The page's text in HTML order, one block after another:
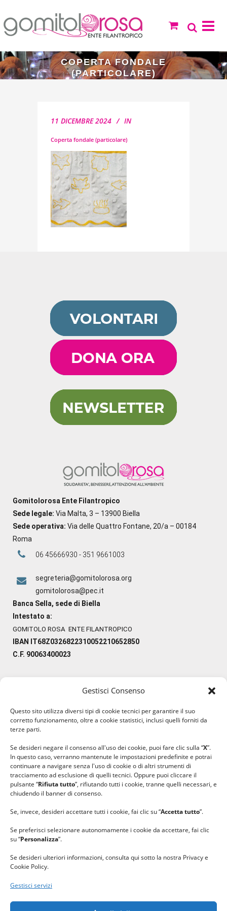
Gestisci Consenso
Questo sito utilizza diversi tipi di cookie tecnici per garantire il suo
corretto funzionamento, oltre a cookie statistici, inclusi quelli forniti da
terze parti.
Se desideri negare il consenso all'uso dei cookie, puoi fare clic sulla “X”.
In questo caso, verranno mantenute le impostazioni predefinite e potrai
continuare a navigare senza l'uso di cookie o di altri strumenti di
tracciamento ad esclusione di quelli tecnici. Oppure puoi cliccare il
pulsante “Rifiuta tutto”, rifiutando tutti i cookie, tranne quelli necessari, e
chiudendo il banner di consenso.
Se, invece, desideri accettare tutti i cookie, fai clic su “Accetta tutto”.
Se preferisci selezionare autonomamente i cookie da accettare, fai clic
su “Personalizza”.
Se desideri ulteriori informazioni, consulta qui sotto la nostra Privacy e
Cookie Policy.
Gestisci servizi
COPERTA FONDALE
(PARTICOLARE)
11 DICEMBRE 2024 IN
Coperta fondale (particolare)
Gomitolorosa Ente Filantropico
Sede legale: Via Malta, 3 – 13900 Biella
Sede operativa: Via delle Quattro Fontane, 20/a – 00184
Roma
06 45666930 - 351 9661003
segreteria@gomitolorosa.org
gomitolorosa@pec.it
Banca Sella, sede di Biella
Intestato a:
GOMITOLO ROSA ENTE FILANTROPICO
IBAN IT68Z0326822310052210652850
C.F. 90063400023
#lanaterapia
#ilcaloredellempatia